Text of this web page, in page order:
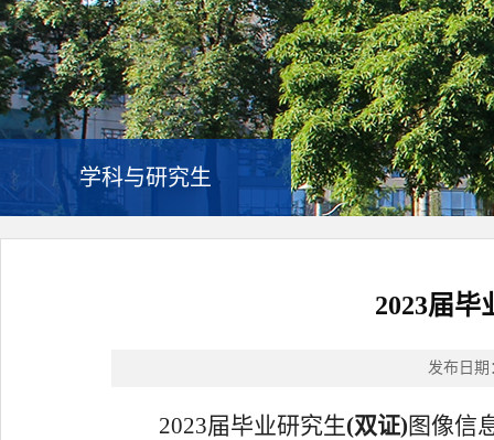
学科与研究生
2023届
发布日
2023届毕业研究生(双证)图像信